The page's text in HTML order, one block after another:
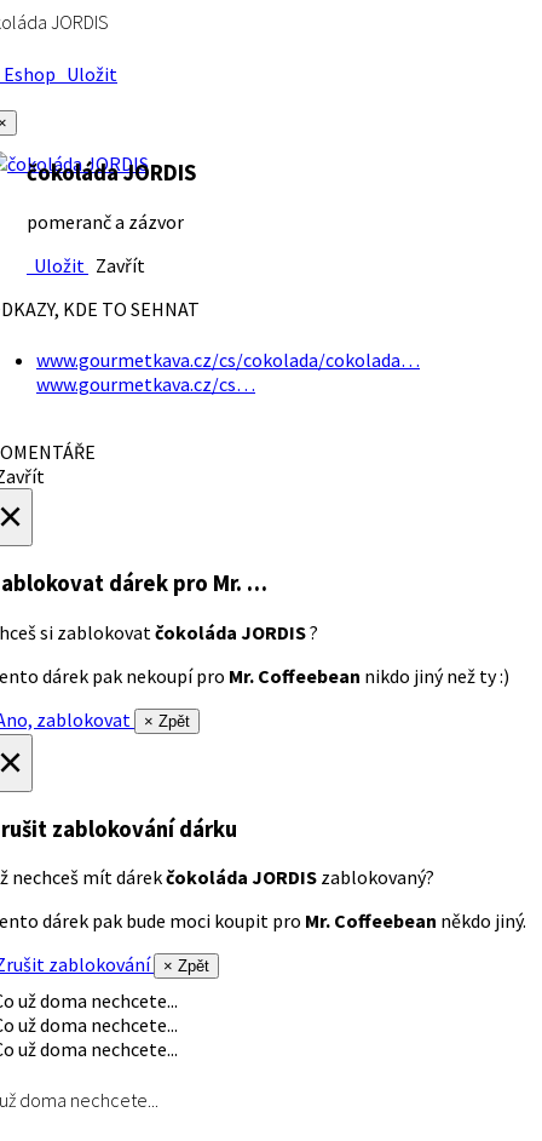
JORDIS
Uložit
čokoláda JORDIS
pomeranč a zázvor
Uložit Zavřít
KDE TO SEHNAT
www.gourmetkava.cz/cs/cokolada/cokolada…
www.gourmetkava.cz/cs…
dárek pro Mr. …
si zablokovat čokoláda JORDIS?
dárek pak nekoupí pro Mr. Coffeebean nikdo jiný než ty :)
zablokovat
× Zpět
zablokování dárku
nechceš mít dárekčokoláda JORDIS zablokovaný?
dárek pak bude moci koupit pro Mr. Coffeebean někdo jiný.
zablokování
× Zpět
doma nechcete...